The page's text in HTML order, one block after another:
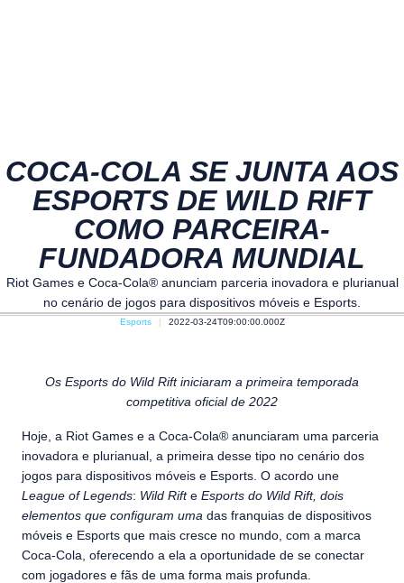
COCA-COLA SE JUNTA AOS
ESPORTS DE WILD RIFT
COMO PARCEIRA-
FUNDADORA MUNDIAL
Riot Games e Coca-Cola® anunciam parceria inovadora e plurianual
no cenário de jogos para dispositivos móveis e Esports.
Esports 2022-03-24T09:00:00.000Z
Os Esports do Wild Rift iniciaram a primeira temporada
competitiva oficial de 2022
Hoje, a Riot Games e a Coca-Cola® anunciaram uma parceria
inovadora e plurianual, a primeira desse tipo no cenário dos
jogos para dispositivos móveis e Esports. O acordo une
League of Legends: Wild Rifte Esports do Wild Rift, dois
elementos que configuram uma das franquias de dispositivos
móveis e Esports que mais cresce no mundo, com a marca
Coca-Cola, oferecendo a ela a oportunidade de se conectar
com jogadores e fãs de uma forma mais profunda.